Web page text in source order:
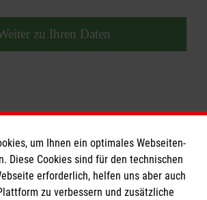
zu Ihren Daten
um Ihnen ein optimales Webseiten-
Diese Cookies sind für den technischen
erforderlich, helfen uns aber auch
zu verbessern und zusätzliche